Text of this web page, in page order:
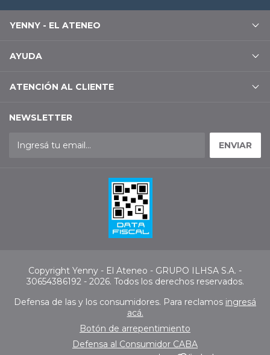
YENNY - EL ATENEO
AYUDA
ATENCIÓN AL CLIENTE
NEWSLETTER
Copyright Yenny - El Ateneo - GRUPO ILHSA S.A. -
30654386192 - 2026. Todos los derechos reservados.
Defensa de las y los consumidores. Para reclamos ingresá
acá.
Botón de arrepentimiento
Defensa al Consumidor CABA